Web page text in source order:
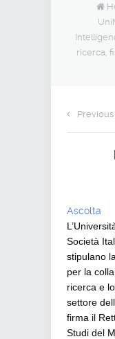
ricerca,
Ascolta
Società
stipulano
per la
ricerca e
settore
firma il
Studi del